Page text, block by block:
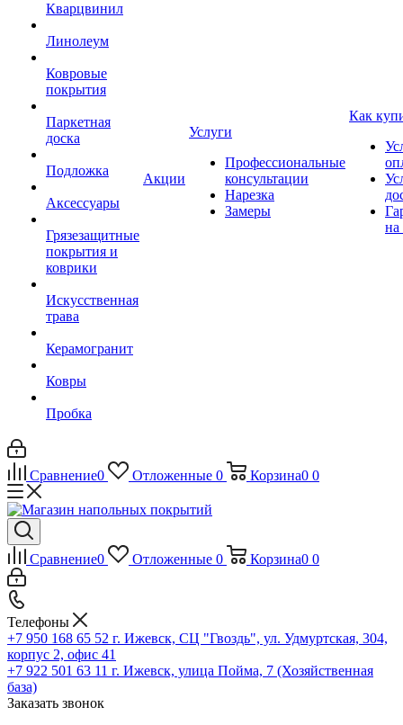
Кварцвинил
Линолеум
Ковровые
покрытия
Паркетная
доска
Подложка
Аксессуары
Грязезащитные
покрытия и
коврики
Искусственная
трава
Керамогранит
Ковры
Пробка
Акции
Услуги
Профессиональные
консультации
Нарезка
Замеры
Как
на
Сравнение0 Отложенные 0 Корзина0 0
Сравнение0 Отложенные 0 Корзина0 0
Телефоны
+7 950 168 65 52 г. Ижевск, СЦ "Гвоздь", ул. Удмуртская, 304,
корпус 2, офис 41
+7 922 501 63 11 г. Ижевск, улица Пойма, 7 (Хозяйственная
база)
Заказать звонок